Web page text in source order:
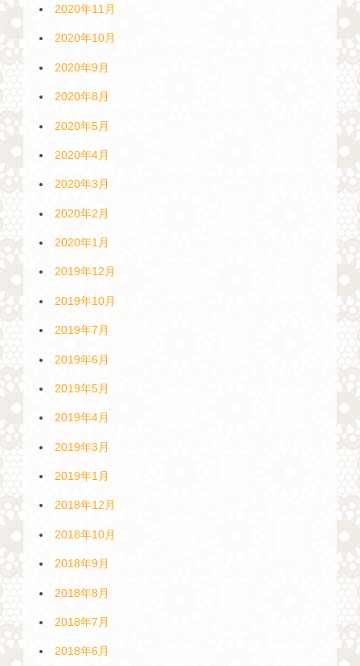
2020年11月
2020年10月
2020年9月
2020年8月
2020年5月
2020年4月
2020年3月
2020年2月
2020年1月
2019年12月
2019年10月
2019年7月
2019年6月
2019年5月
2019年4月
2019年3月
2019年1月
2018年12月
2018年10月
2018年9月
2018年8月
2018年7月
2018年6月